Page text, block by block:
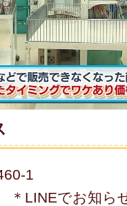
1
＊LINEでお知ら